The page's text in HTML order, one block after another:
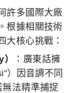
許多國際大廠
根據相關技術
大核心挑戰：
：廣東話擁
）因音調不同
法精準捕捉